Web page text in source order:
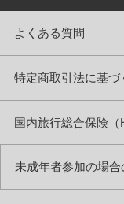
よくある質問
特定商取引法に基づ
国内旅行総合保険（
未成年者参加の場